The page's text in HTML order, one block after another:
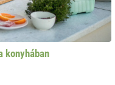
konyhában